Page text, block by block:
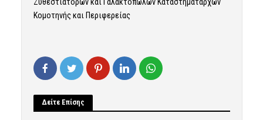
Κομοτηνής και Περιφερείας
Δείτε Επίσης